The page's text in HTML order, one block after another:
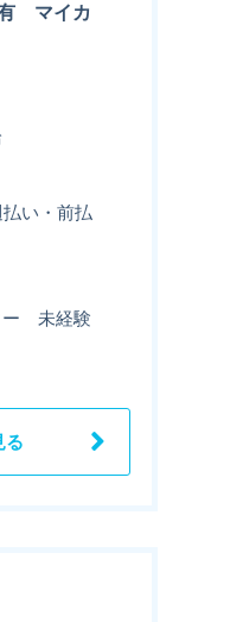
マイカ
い・前払
ー 未経験
る